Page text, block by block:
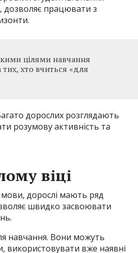
дозволяє працювати з
цілями навчання
хто вчиться «для
дорослих розглядають
розумову активність та
віці
дорослі мають ряд
швидко засвоювати
навчання. Вони можуть
використовувати вже наявні